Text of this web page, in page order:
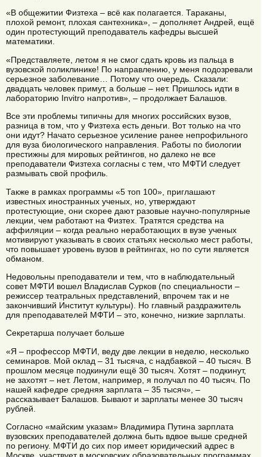
«В общежитии Физтеха – всё как полагается. Тараканы,
плохой ремонт, плохая сантехника», – дополняет Андрей, ещё
один протестующий преподаватель кафедры высшей
математики.
«Представляете, летом я не смог сдать кровь из пальца в
вузовской поликлинике! По направлению, у меня подозревали
серьезное заболевание… Потому что очередь. Сказали:
двадцать человек примут, а больше – нет. Пришлось идти в
лабораторию Invitro напротив», – продолжает Балашов.
Все эти проблемы типичны для многих российских вузов,
разница в том, что у Физтеха есть деньги. Вот только на что
они идут? Начато серьезное усиление ранее непрофильного
для вуза биологического направления. Работы по биологии
престижны для мировых рейтингов, но далеко не все
преподаватели Физтеха согласны с тем, что МФТИ следует
размывать свой профиль.
Также в рамках программы «5 топ 100», приглашают
известных иностранных ученых, но, утверждают
протестующие, они скорее дают разовые научно-популярные
лекции, чем работают на Физтех. Тратятся средства на
аффиляции – когда реально неработающих в вузе ученых
мотивируют указывать в своих статьях несколько мест работы,
что повышает уровень вузов в рейтингах, но по сути является
обманом.
Недовольны преподаватели и тем, что в наблюдательный
совет МФТИ вошел Владислав Сурков (по специальности –
режиссер театральных представлений, впрочем так и не
закончивший Институт культуры). Но главный раздражитель
для преподавателей МФТИ – это, конечно, низкие зарплаты.
Секретарша получает больше
«Я – профессор МФТИ, веду две лекции в неделю, несколько
семинаров. Мой оклад – 31 тысяча, с надбавкой – 40 тысяч. В
прошлом месяце подкинули ещё 30 тысяч. Хотят – подкинут,
не захотят – нет. Летом, например, я получал по 40 тысяч. По
нашей кафедре средняя зарплата – 35 тысяч», –
рассказывает Балашов. Бывают и зарплаты менее 30 тысяч
рублей.
Согласно «майским указам» Владимира Путина зарплата
вузовских преподавателей должна быть вдвое выше средней
по региону. МФТИ до сих пор имеет юридический адрес в